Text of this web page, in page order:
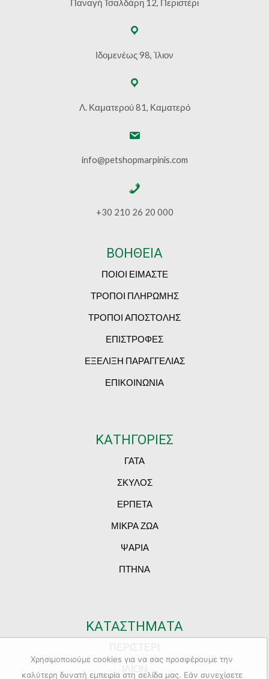
Ιδομενέως 98, Ίλιον
Λ. Καματερού 81, Καματερό
info@petshopmarpinis.com
+30 210 26 20 000
ΒΟΗΘΕΙΑ
ΠΟΙΟΙ ΕΙΜΑΣΤΕ
ΤΡΟΠΟΙ ΠΛΗΡΩΜΗΣ
ΤΡΟΠΟΙ ΑΠΟΣΤΟΛΗΣ
ΕΠΙΣΤΡΟΦΕΣ
ΕΞΕΛΙΞΗ ΠΑΡΑΓΓΕΛΙΑΣ
ΕΠΙΚΟΙΝΩΝΙΑ
ΚΑΤΗΓΟΡΙΕΣ
ΓΑΤΑ
ΣΚΥΛΟΣ
ΕΡΠΕΤΑ
ΜΙΚΡΑ ΖΩΑ
ΨΑΡΙΑ
ΠΤΗΝΑ
ΚΑΤΑΣΤΗΜΑΤΑ
Χρησιμοποιούμε cookies για να σας προσφέρουμε την
καλύτερη δυνατή εμπειρία στη σελίδα μας. Εάν συνεχίσετε